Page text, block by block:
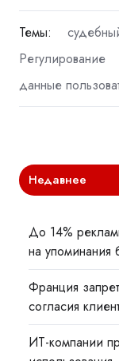
Темы:
Регулирование
данные
Недавнее
До 14%
на упоминания
Франция
согласия
ИТ-компании